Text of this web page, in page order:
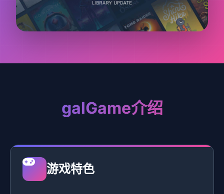
galGame介绍
游戏特色